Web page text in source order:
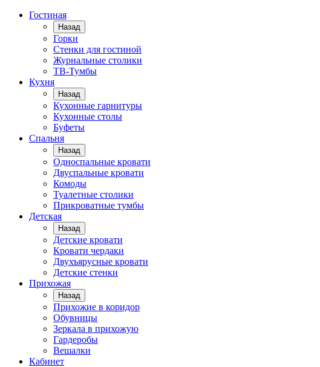
Гостиная
Назад
Горки
Стенки для гостиной
Журнальные столики
TВ-Тумбы
Кухня
Назад
Кухонные гарнитуры
Кухонные столы
Буфеты
Спальня
Назад
Односпальные кровати
Двуспальные кровати
Комоды
Туалетные столики
Прикроватные тумбы
Детская
Назад
Детские кровати
Кровати чердаки
Двухъярусные кровати
Детские стенки
Прихожая
Назад
Прихожие в коридор
Обувницы
Зеркала в прихожую
Гардеробы
Вешалки
Кабинет